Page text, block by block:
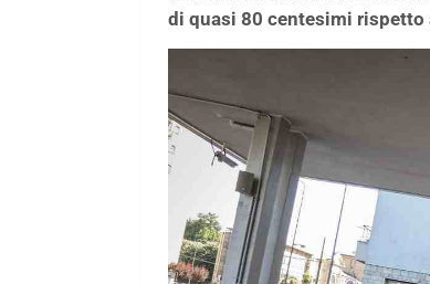
di quasi 80 centesimi rispetto